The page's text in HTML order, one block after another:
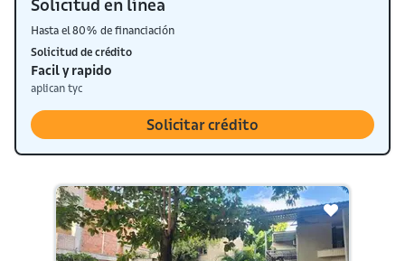
Solicitud en línea
Hasta el 80% de financiación
Solicitud de crédito
Facil y rapido
aplican tyc
Solicitar crédito